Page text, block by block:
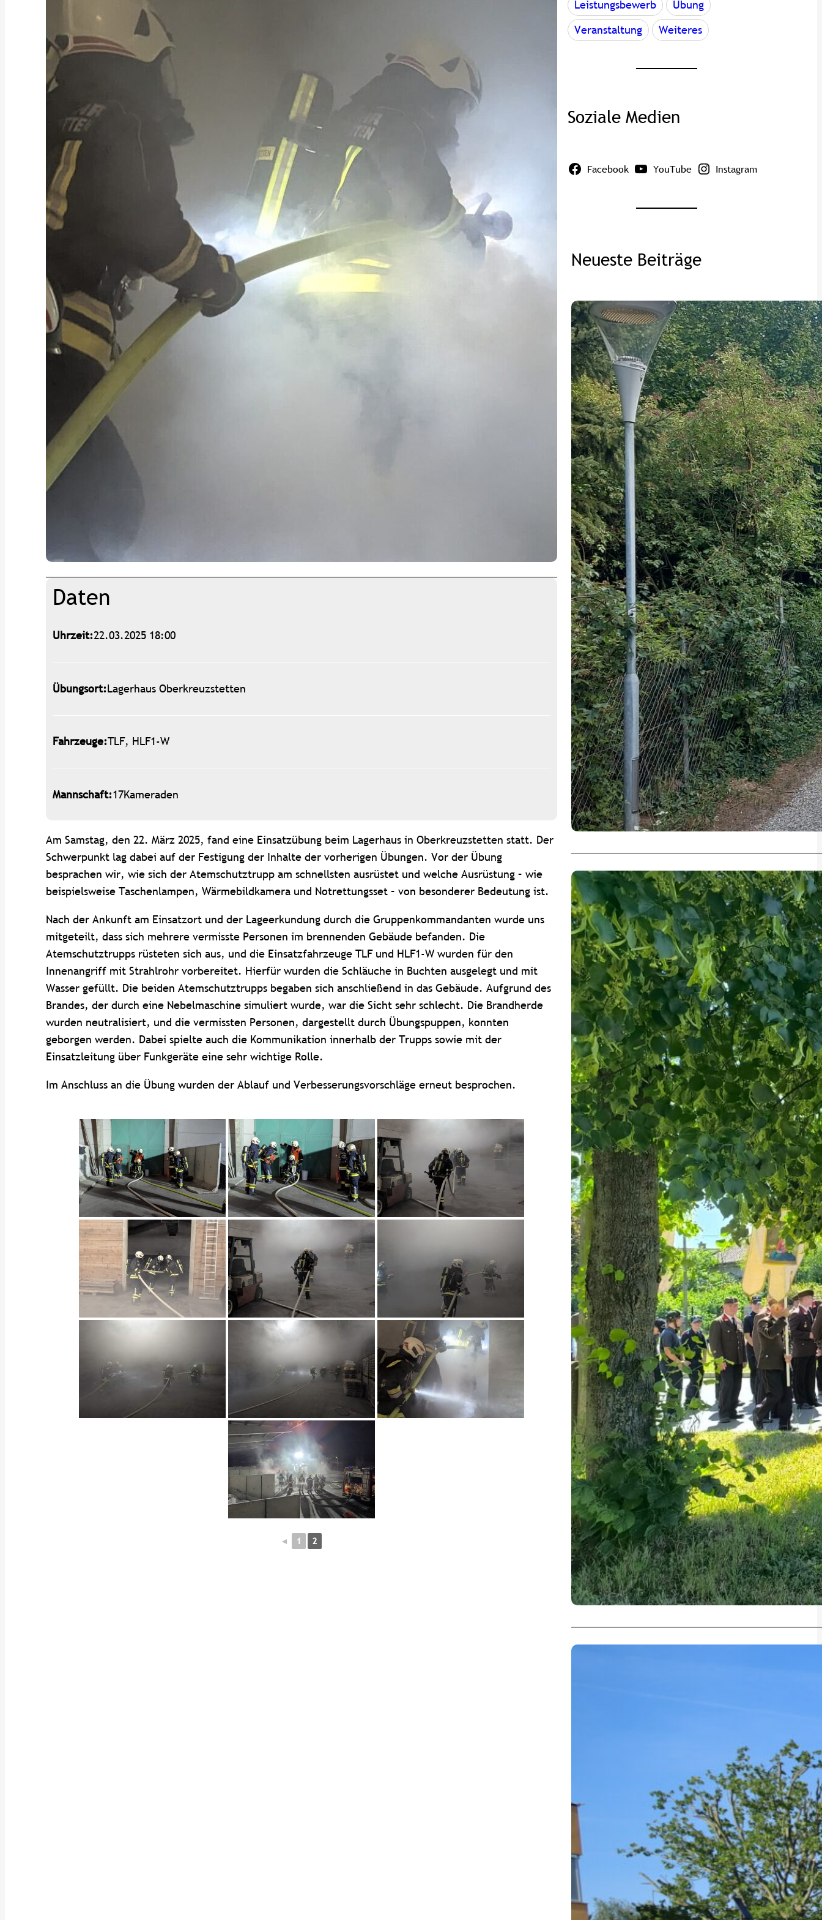
Daten
Uhrzeit:22.03.2025 18:00
Übungsort:Lagerhaus Oberkreuzstetten
Fahrzeuge:TLF, HLF1-W
Mannschaft:17Kameraden
Am Samstag, den 22. März 2025, fand eine Einsatzübung beim Lagerhaus in Oberkreuzstetten statt. Der
Schwerpunkt lag dabei auf der Festigung der Inhalte der vorherigen Übungen. Vor der Übung
besprachen wir, wie sich der Atemschutztrupp am schnellsten ausrüstet und welche Ausrüstung – wie
beispielsweise Taschenlampen, Wärmebildkamera und Notrettungsset – von besonderer Bedeutung ist.
Nach der Ankunft am Einsatzort und der Lageerkundung durch die Gruppenkommandanten wurde uns
mitgeteilt, dass sich mehrere vermisste Personen im brennenden Gebäude befanden. Die
Atemschutztrupps rüsteten sich aus, und die Einsatzfahrzeuge TLF und HLF1-W wurden für den
Innenangriff mit Strahlrohr vorbereitet. Hierfür wurden die Schläuche in Buchten ausgelegt und mit
Wasser gefüllt. Die beiden Atemschutztrupps begaben sich anschließend in das Gebäude. Aufgrund des
Brandes, der durch eine Nebelmaschine simuliert wurde, war die Sicht sehr schlecht. Die Brandherde
wurden neutralisiert, und die vermissten Personen, dargestellt durch Übungspuppen, konnten
geborgen werden. Dabei spielte auch die Kommunikation innerhalb der Trupps sowie mit der
Einsatzleitung über Funkgeräte eine sehr wichtige Rolle.
Im Anschluss an die Übung wurden der Ablauf und Verbesserungsvorschläge erneut besprochen.
◄ 1 2
Leistungsbewerb
Übung
Veranstaltung
Weiteres
Soziale Medien
Facebook YouTube Instagram
Neueste Beiträge